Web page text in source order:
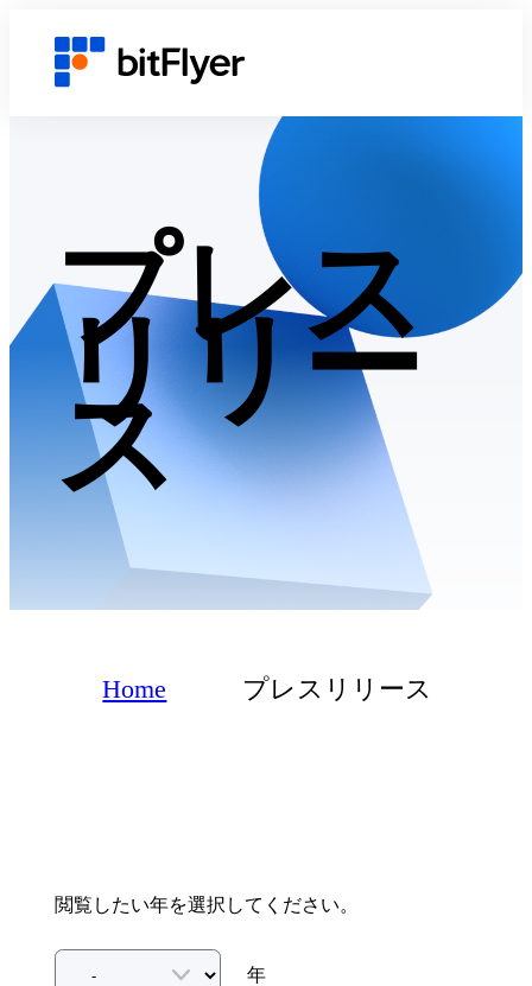
プレス
リリー
ス
Home プレスリリース
閲覧したい年を選択してください。
年